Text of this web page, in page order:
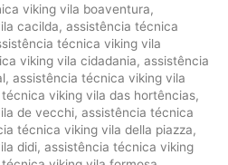
viking vila boaventura,
cacilda, assistência técnica
técnica viking vila
viking vila cidadania, assistência
, assistência técnica viking vila
viking vila das hortências,
de vecchi, assistência técnica
técnica viking vila della piazza,
didi, assistência técnica viking